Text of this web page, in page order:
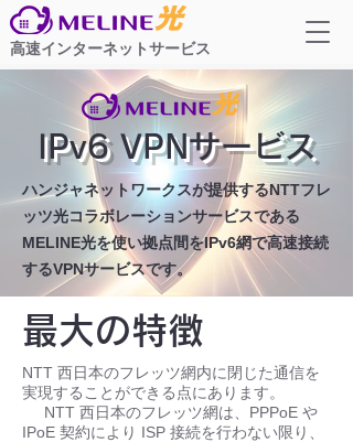
高速インターネットサービス
IPv6 VPNサービス
ハンジャネットワークスが提供するNTTフレ
ッツ光コラボレーションサービスである
MELINE光を使い拠点間をIPv6網で高速接続
するVPNサービスです。
最大の特徴
NTT 西日本のフレッツ網内に閉じた通信を
実現することができる点にあります。
NTT 西日本のフレッツ網は、PPPoE や
IPoE 契約により ISP 接続を行わない限り、